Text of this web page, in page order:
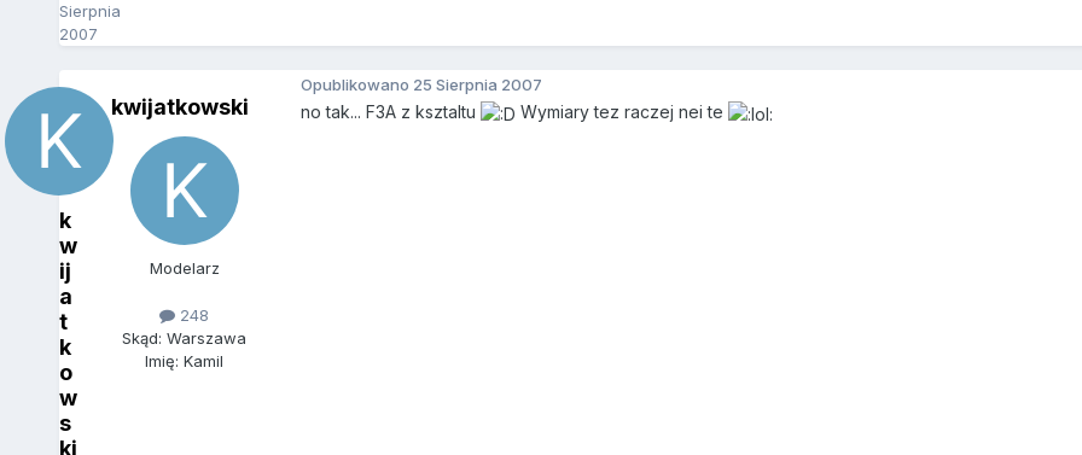
Sierpnia
2007
k
w
ij
a
t
k
o
w
s
ki
kwijatkowski
Modelarz
248
Skąd: Warszawa
Imię: Kamil
Opublikowano 25 Sierpnia 2007
no tak... F3A z ksztaltu Wymiary tez raczej nei te